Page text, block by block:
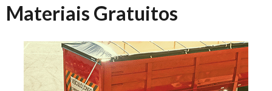
Materiais Gratuitos